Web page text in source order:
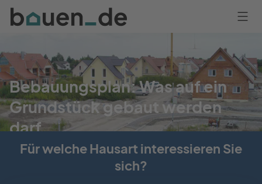
Bauen
Logo
Anmelden
Bebauungsplan: Was auf ein
Grundstück gebaut werden
darf
Ingrid Lorbach
Aktualisiert am 12. September 2024
Für welche Hausart interessieren Sie
sich?